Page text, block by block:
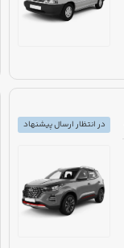
در انتظار ارسال پیشنهاد